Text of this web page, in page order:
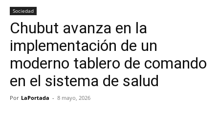
Portada
Sociedad
Chubut avanza en la
implementación de un
moderno tablero de comando
en el sistema de salud
Por LaPortada - 8 mayo, 2026